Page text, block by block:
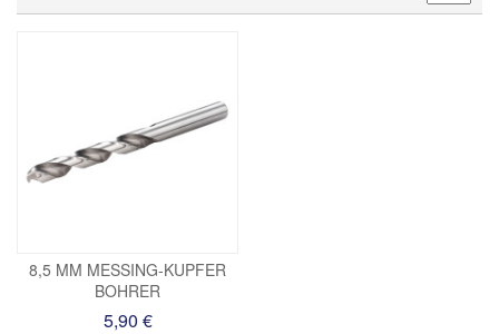
8,5 MM MESSING-KUPFER
BOHRER
5,90 €